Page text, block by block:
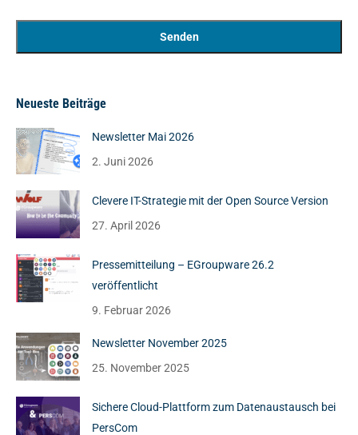
Neueste Beiträge
Newsletter Mai 2026
2. Juni 2026
Clevere IT-Strategie mit der Open Source Version
27. April 2026
Pressemitteilung – EGroupware 26.2
veröffentlicht
9. Februar 2026
Newsletter November 2025
25. November 2025
Sichere Cloud-Plattform zum Datenaustausch bei
PersCom